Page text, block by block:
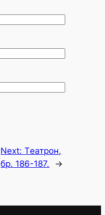
Next:Tеатрон,
бр. 186-187.
→